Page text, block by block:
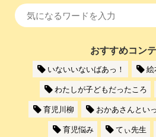
おすすめコン
いないいないばあっ！ 絵
わたしが子どもだったころ
育児川柳
おかあさんとい
育児悩み
てぃ先生